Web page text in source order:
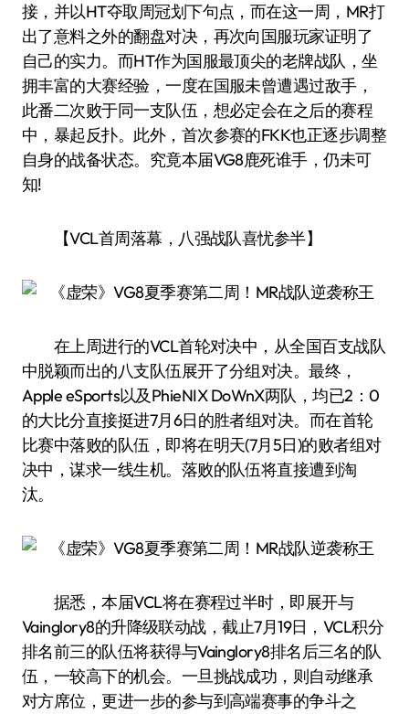
接，并以HT夺取周冠划下句点，而在这一周，MR打
出了意料之外的翻盘对决，再次向国服玩家证明了
自己的实力。而HT作为国服最顶尖的老牌战队，坐
拥丰富的大赛经验，一度在国服未曾遭遇过敌手，
此番二次败于同一支队伍，想必定会在之后的赛程
中，暴起反扑。此外，首次参赛的FKK也正逐步调整
自身的战备状态。究竟本届VG8鹿死谁手，仍未可
知!
【VCL首周落幕，八强战队喜忧参半】
在上周进行的VCL首轮对决中，从全国百支战队
中脱颖而出的八支队伍展开了分组对决。最终，
Apple eSports以及PhieNIX DoWnX两队，均已2：0
的大比分直接挺进7月6日的胜者组对决。而在首轮
比赛中落败的队伍，即将在明天(7月5日)的败者组对
决中，谋求一线生机。落败的队伍将直接遭到淘
汰。
据悉，本届VCL将在赛程过半时，即展开与
Vainglory8的升降级联动战，截止7月19日，VCL积分
排名前三的队伍将获得与Vainglory8排名后三名的队
伍，一较高下的机会。一旦挑战成功，则自动继承
对方席位，更进一步的参与到高端赛事的争斗之